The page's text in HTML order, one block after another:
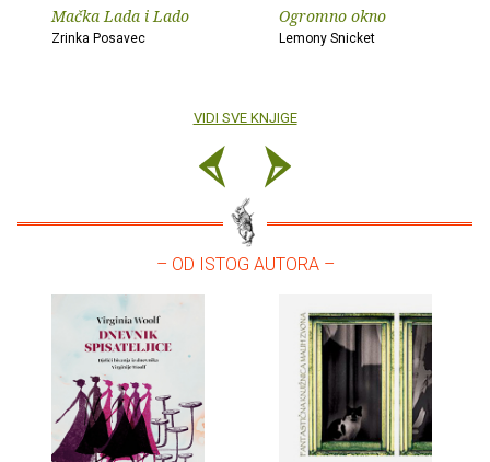
Mačka Lada i Lado
Zrinka Posavec
Ogromno okno
Lemony Snicket
VIDI SVE KNJIGE
– OD ISTOG AUTORA –